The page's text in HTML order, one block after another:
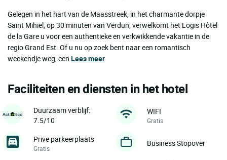
Gelegen in het hart van de Maasstreek, in het charmante dorpje
Saint Mihiel, op 30 minuten van Verdun, verwelkomt het Logis Hôtel
de la Gare u voor een authentieke en verkwikkende vakantie in de
regio Grand Est. Of u nu op zoek bent naar een romantisch
weekendje weg, een Lees meer
Faciliteiten en diensten in het hotel
Duurzaam verblijf:
7.5/10
WIFI
Gratis
Prive parkeerplaats
Gratis
Business Stopover